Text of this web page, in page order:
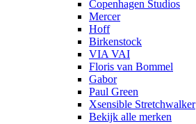
Copenhagen Studios
Mercer
Hoff
Birkenstock
VIA VAI
Floris van Bommel
Gabor
Paul Green
Xsensible Stretchwalker
Bekijk alle merken